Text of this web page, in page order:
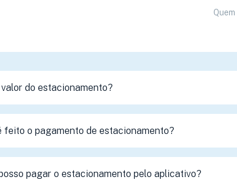
do estacionamento?
feito o pagamento de estacionamento?
pagar o estacionamento pelo aplicativo?